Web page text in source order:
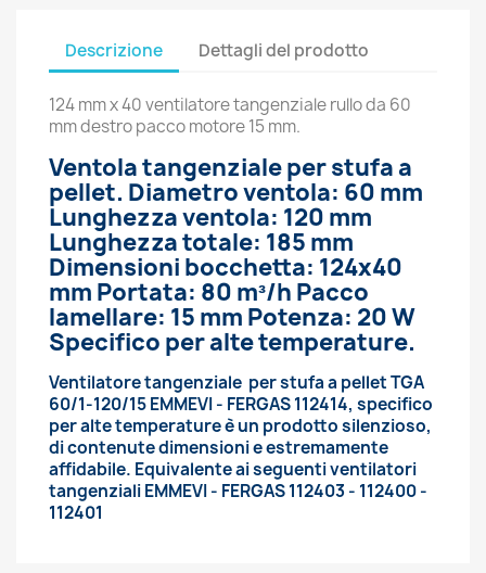
Descrizione Dettagli del prodotto
124 mm x 40 ventilatore tangenziale rullo da 60
mm destro pacco motore 15 mm.
Ventola tangenziale per stufa a
pellet. Diametro ventola: 60 mm
Lunghezza ventola: 120 mm
Lunghezza totale: 185 mm
Dimensioni bocchetta: 124x40
mm Portata: 80 m³/h Pacco
lamellare: 15 mm Potenza: 20 W
Specifico per alte temperature.
Ventilatore tangenziale per stufa a pellet TGA
60/1-120/15 EMMEVI - FERGAS 112414, specifico
per alte temperature è un prodotto silenzioso,
di contenute dimensioni e estremamente
affidabile. Equivalente ai seguenti ventilatori
tangenziali EMMEVI - FERGAS 112403 - 112400 -
112401